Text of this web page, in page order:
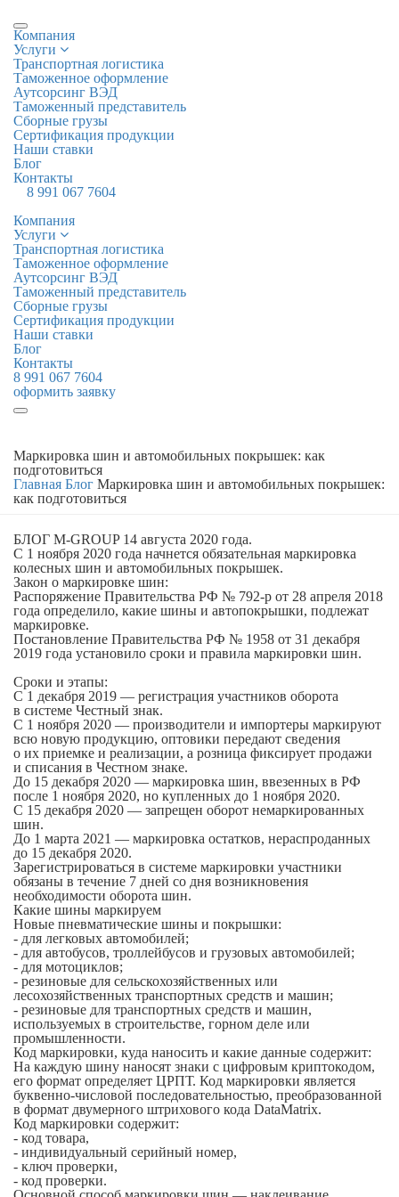
Компания
Услуги
Транспортная логистика
Таможенное оформление
Аутсорсинг ВЭД
Таможенный представитель
Cборные грузы
Сертификация продукции
Наши ставки
Блог
Контакты
8 991 067 7604
Компания
Услуги
Транспортная логистика
Таможенное оформление
Аутсорсинг ВЭД
Таможенный представитель
Cборные грузы
Сертификация продукции
Наши ставки
Блог
Контакты
8 991 067 7604
оформить заявку
Маркировка шин и автомобильных покрышек: как
подготовиться
Главная Блог Маркировка шин и автомобильных покрышек:
как подготовиться
БЛОГ M-GROUP 14 августа 2020 года.
С 1 ноября 2020 года начнется обязательная маркировка
колесных шин и автомобильных покрышек.
Закон о маркировке шин:
Распоряжение Правительства РФ № 792-р от 28 апреля 2018
года определило, какие шины и автопокрышки, подлежат
маркировке.
Постановление Правительства РФ № 1958 от 31 декабря
2019 года установило сроки и правила маркировки шин.
Сроки и этапы:
С 1 декабря 2019 — регистрация участников оборота
в системе Честный знак.
С 1 ноября 2020 — производители и импортеры маркируют
всю новую продукцию, оптовики передают сведения
о их приемке и реализации, а розница фиксирует продажи
и списания в Честном знаке.
До 15 декабря 2020 — маркировка шин, ввезенных в РФ
после 1 ноября 2020, но купленных до 1 ноября 2020.
С 15 декабря 2020 — запрещен оборот немаркированных
шин.
До 1 марта 2021 — маркировка остатков, нераспроданных
до 15 декабря 2020.
Зарегистрироваться в системе маркировки участники
обязаны в течение 7 дней со дня возникновения
необходимости оборота шин.
Какие шины маркируем
Новые пневматические шины и покрышки:
- для легковых автомобилей;
- для автобусов, троллейбусов и грузовых автомобилей;
- для мотоциклов;
- резиновые для сельскохозяйственных или
лесохозяйственных транспортных средств и машин;
- резиновые для транспортных средств и машин,
используемых в строительстве, горном деле или
промышленности.
Код маркировки, куда наносить и какие данные содержит:
На каждую шину наносят знаки с цифровым криптокодом,
его формат определяет ЦРПТ. Код маркировки является
буквенно-числовой последовательностью, преобразованной
в формат двумерного штрихового кода DataMatrix.
Код маркировки содержит:
- код товара,
- индивидуальный серийный номер,
- ключ проверки,
- код проверки.